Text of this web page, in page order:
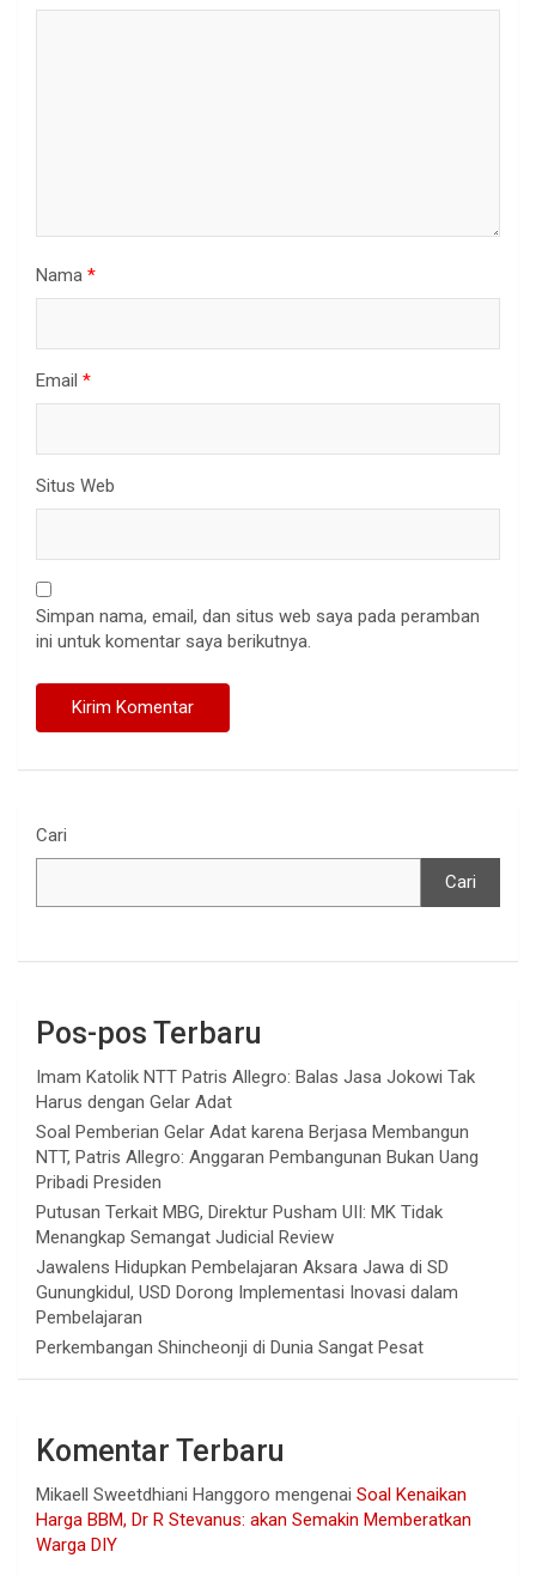
Nama *
Email *
Situs Web
Simpan nama, email, dan situs web saya pada peramban
ini untuk komentar saya berikutnya.
Cari
Cari
Pos-pos Terbaru
Imam Katolik NTT Patris Allegro: Balas Jasa Jokowi Tak
Harus dengan Gelar Adat
Soal Pemberian Gelar Adat karena Berjasa Membangun
NTT, Patris Allegro: Anggaran Pembangunan Bukan Uang
Pribadi Presiden
Putusan Terkait MBG, Direktur Pusham UII: MK Tidak
Menangkap Semangat Judicial Review
Jawalens Hidupkan Pembelajaran Aksara Jawa di SD
Gunungkidul, USD Dorong Implementasi Inovasi dalam
Pembelajaran
Perkembangan Shincheonji di Dunia Sangat Pesat
Komentar Terbaru
Mikaell Sweetdhiani Hanggoro mengenai Soal Kenaikan
Harga BBM, Dr R Stevanus: akan Semakin Memberatkan
Warga DIY